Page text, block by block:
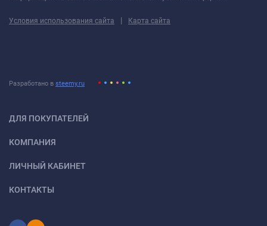
Условия использования сайта | Карта сайта
Разработано в steemy.ru
ДЛЯ ПОКУПАТЕЛЕЙ
КОМПАНИЯ
ЛИЧНЫЙ КАБИНЕТ
КОНТАКТЫ